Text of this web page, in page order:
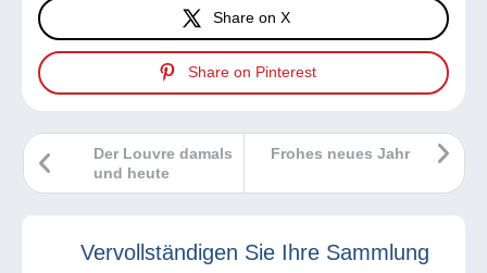
Share on X
Share on Pinterest
Frohes neues Jahr
Der Louvre damals
und heute
Vervollständigen Sie Ihre Sammlung